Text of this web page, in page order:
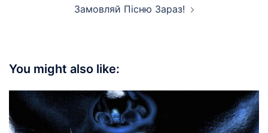
Замовляй Пiсню Зараз!
You might also like: